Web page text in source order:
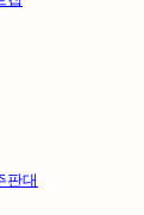
판대